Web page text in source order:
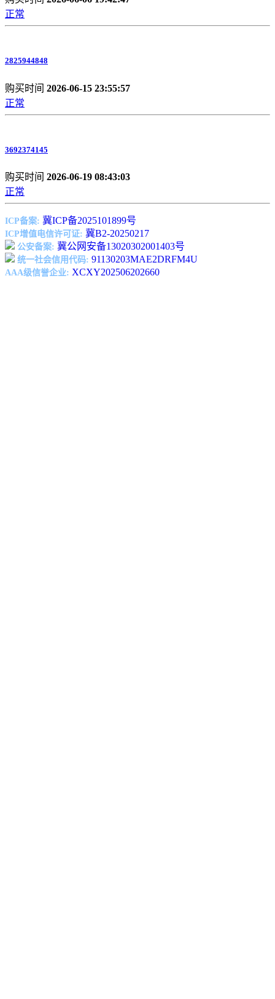
正常
2825944848
购买时间 2026-06-15 23:55:57
正常
3692374145
购买时间 2026-06-19 08:43:03
正常
ICP备案: 冀ICP备2025101899号
ICP增值电信许可证: 冀B2-20250217
公安备案: 冀公网安备13020302001403号
统一社会信用代码: 91130203MAE2DRFM4U
AAA级信誉企业: XCXY202506202660